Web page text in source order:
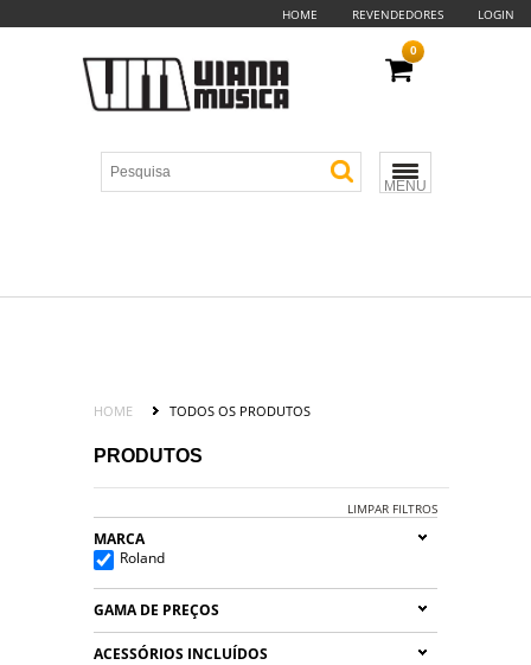
HOME REVENDEDORES LOGIN
MENU
0
HOME TODOS OS PRODUTOS
PRODUTOS
LIMPAR FILTROS
MARCA
Roland
GAMA DE PREÇOS
ACESSÓRIOS INCLUÍDOS